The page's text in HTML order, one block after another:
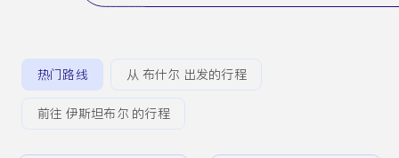
热门路线 从 布什尔 出发的行程
前往 伊斯坦布尔 的行程